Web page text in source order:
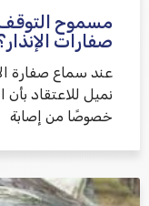
مسموح
صفارات
عند سماع صفارة
نميل للاعتقاد
خصوصًا من إصابة